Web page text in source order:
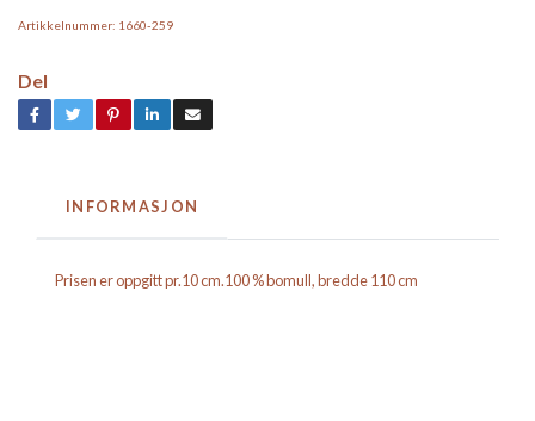
Artikkelnummer: 1660-259
Del
INFORMASJON
Prisen er oppgitt pr.10 cm.100 % bomull, bredde 110 cm